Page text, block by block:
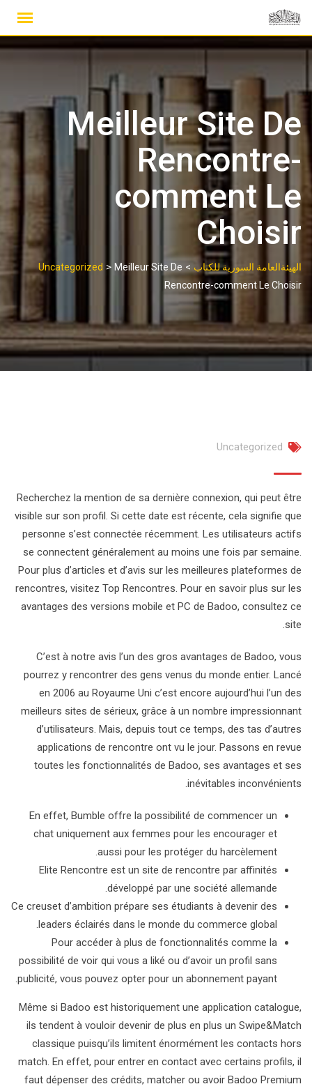
Meilleur Site De
Rencontre-
comment Le
Choisir
الهيئةالعامة السورية للكتاب >
Uncategorized > Meilleur Site De
Rencontre-comment Le Choisir
Uncategorized
Recherchez la mention de sa dernière connexion, qui peut être
visible sur son profil. Si cette date est récente, cela signifie que
personne s’est connectée récemment. Les utilisateurs actifs
se connectent généralement au moins une fois par semaine.
Pour plus d’articles et d’avis sur les meilleures plateformes de
rencontres, visitez Top Rencontres. Pour en savoir plus sur les
avantages des versions mobile et PC de Badoo, consultez ce
site.
C’est à notre avis l’un des gros avantages de Badoo, vous
pourrez y rencontrer des gens venus du monde entier. Lancé
en 2006 au Royaume Uni c’est encore aujourd’hui l’un des
meilleurs sites de sérieux, grâce à un nombre impressionnant
d’utilisateurs. Mais, depuis tout ce temps, des tas d’autres
applications de rencontre ont vu le jour. Passons en revue
toutes les fonctionnalités de Badoo, ses avantages et ses
inévitables inconvénients.
En effet, Bumble offre la possibilité de commencer un
chat uniquement aux femmes pour les encourager et
aussi pour les protéger du harcèlement.
Elite Rencontre est un site de rencontre par affinités
développé par une société allemande.
Ce creuset d’ambition prépare ses étudiants à devenir des
leaders éclairés dans le monde du commerce global.
Pour accéder à plus de fonctionnalités comme la
possibilité de voir qui vous a liké ou d’avoir un profil sans
publicité, vous pouvez opter pour un abonnement payant.
Même si Badoo est historiquement une application catalogue,
ils tendent à vouloir devenir de plus en plus un Swipe&Match
classique puisqu’ils limitent énormément les contacts hors
match. En effet, pour entrer en contact avec certains profils, il
faut dépenser des crédits, matcher ou avoir Badoo Premium